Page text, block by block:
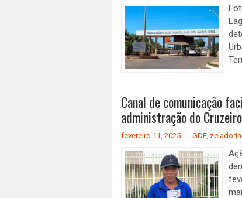
Canal de comunicação
administração do Cruzeiro
fevereiro 11, 2025 GDF, zeladoria